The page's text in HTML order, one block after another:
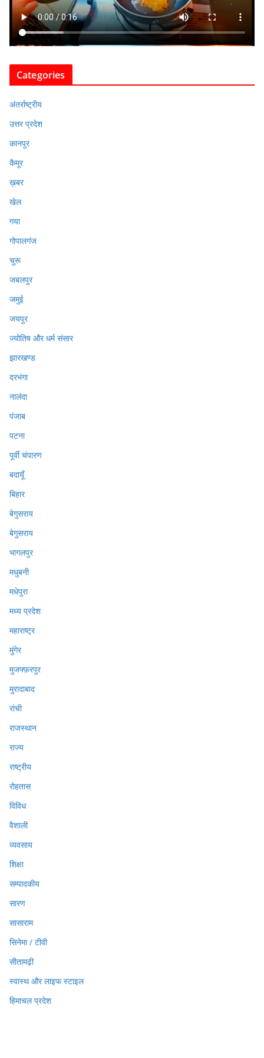
Categories
अंतर्राष्ट्रीय
उत्तर प्रदेश
कानपुर
कैमूर
ख़बर
खेल
गया
गोपालगंज
चुरू
जबलपुर
जमुई
जयपुर
ज्योतिष और धर्म संसार
झारखण्ड
दरभंगा
नालंदा
पंजाब
पटना
पूर्वी चंपारण
बदायूँ
बिहार
बेगुसराय
बेगुसराय
भागलपुर
मधुबनी
मधेपुरा
मध्य प्रदेश
महाराष्ट्र
मुंगेर
मुजफ्फ़रपुर
मुरादाबाद
रांची
राजस्थान
राज्य
राष्ट्रीय
रोहतास
विविध
वैशाली
व्यवसाय
शिक्षा
सम्पादकीय
सारण
सासाराम
सिनेमा / टीवी
सीतामढ़ी
स्वास्थ और लाइफ स्टाइल
हिमाचल प्रदेश